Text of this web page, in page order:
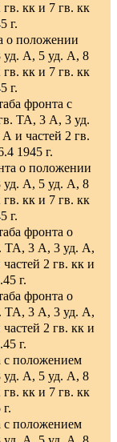
кк и 7 гв. кк
г.
о положении
А, 5 уд. А, 8
кк и 7 гв. кк
г.
фронта с
ТА, 3 А, 3 уд.
и частей 2 гв.
1945 г.
о положении
А, 5 уд. А, 8
кк и 7 гв. кк
г.
фронта о
ТА, 3 А, 3 уд. А,
2 гв. кк и
г.
фронта о
ТА, 3 А, 3 уд. А,
2 гв. кк и
г.
с положением
А, 5 уд. А, 8
кк и 7 гв. кк
с положением